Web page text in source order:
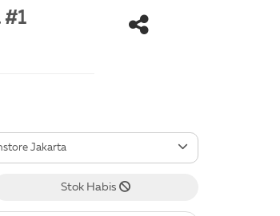
#1
Jakarta
Stok Habis